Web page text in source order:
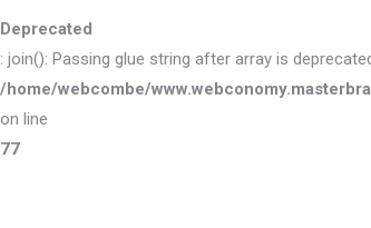
Deprecated
: join(): Passing glue string after array is
/home/webcombe/
on line
77